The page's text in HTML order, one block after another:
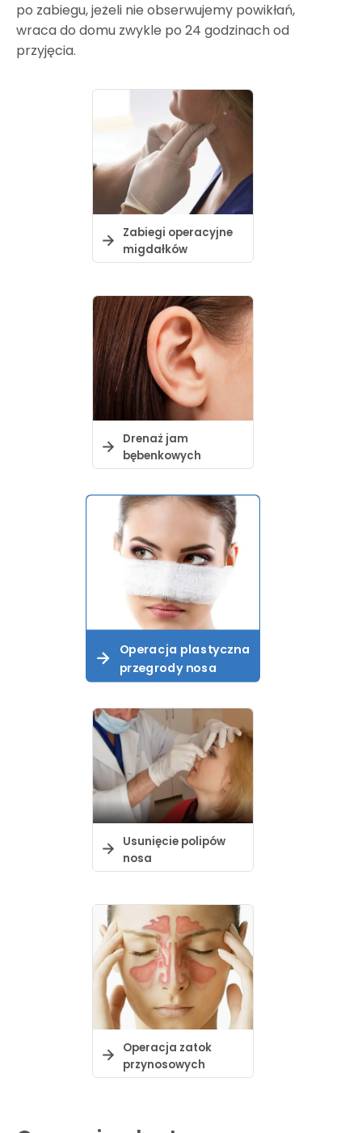
po zabiegu, jeżeli nie obserwujemy powikłań,
wraca do domu zwykle po 24 godzinach od
przyjęcia.
Zabiegi operacyjne
migdałków
Drenaż jam
bębenkowych
Operacja plastyczna
przegrody nosa
Usunięcie polipów
nosa
Operacja zatok
przynosowych